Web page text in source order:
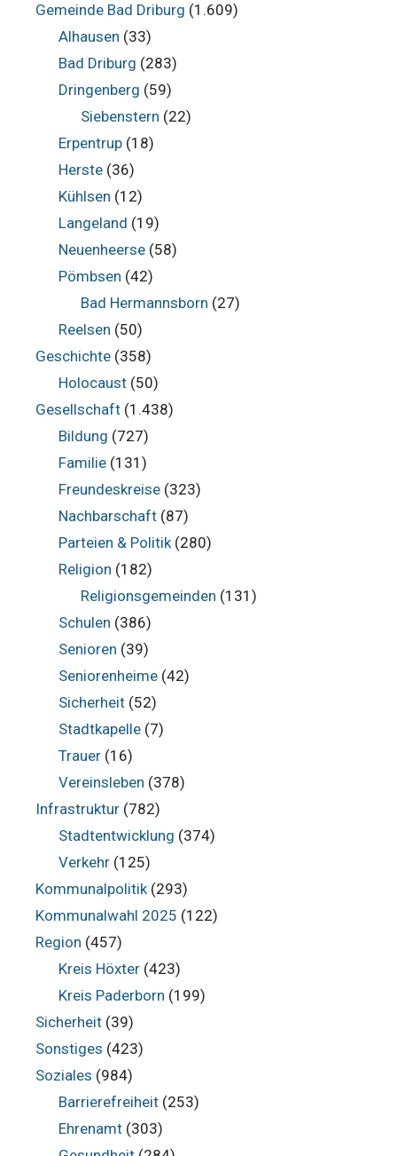
Gemeinde Bad Driburg (1.609)
Alhausen (33)
Bad Driburg (283)
Dringenberg (59)
Siebenstern (22)
Erpentrup(18)
Herste(36)
Kühlsen (12)
Langeland (19)
Neuenheerse(58)
Pömbsen (42)
Bad Hermannsborn (27)
Reelsen (50)
Geschichte (358)
Holocaust(50)
Gesellschaft (1.438)
Bildung (727)
Familie(131)
Freundeskreise(323)
Nachbarschaft(87)
Parteien & Politik(280)
Religion (182)
Religionsgemeinden (131)
Schulen (386)
Senioren (39)
Seniorenheime(42)
Sicherheit(52)
Stadtkapelle(7)
Trauer(16)
Vereinsleben (378)
Infrastruktur (782)
Stadtentwicklung (374)
Verkehr(125)
Kommunalpolitik(293)
Kommunalwahl 2025 (122)
Region (457)
Kreis Höxter(423)
Kreis Paderborn (199)
Sicherheit (39)
Sonstiges (423)
Soziales (984)
Barrierefreiheit(253)
Ehrenamt(303)